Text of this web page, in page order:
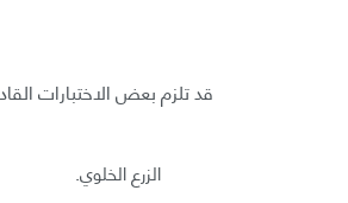
قد تلزم بعض الاختبارات
الزرع الخلوي.